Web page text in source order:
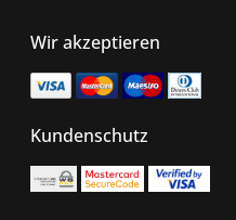
Wir akzeptieren
Kundenschutz